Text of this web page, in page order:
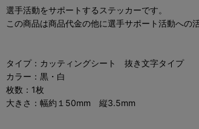
選手活動をサポートするステッカーです。
この商品は商品代金の他に選手サポート活動への
タイプ：カッティングシート 抜き文字タイプ
カラー：黒・白
枚数：1枚
大きさ：幅約１50mm 縦3.5mm